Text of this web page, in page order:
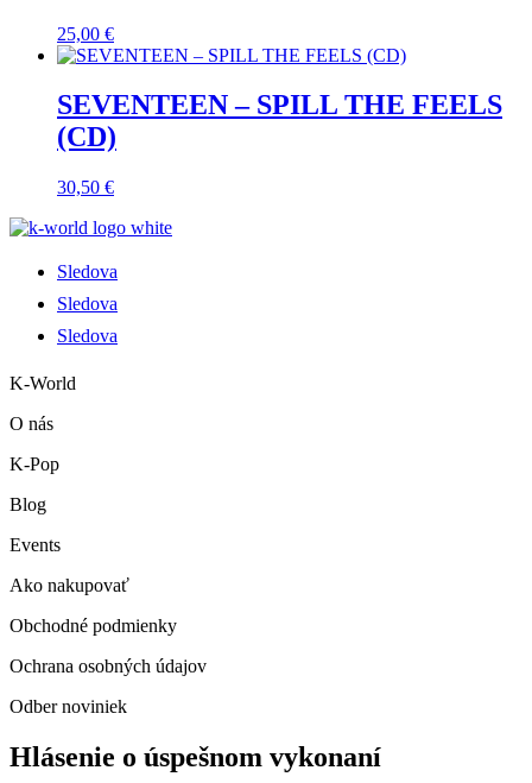
25,00 €
SEVENTEEN – SPILL THE FEELS
(CD)
30,50 €
Sledova
Sledova
Sledova
K-World
O nás
K-Pop
Blog
Events
Ako nakupovať
Obchodné podmienky
Ochrana osobných údajov
Odber noviniek
Hlásenie o úspešnom vykonaní